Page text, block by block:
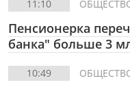
11:10
Пенсионерка
банка" больше 3
10:49